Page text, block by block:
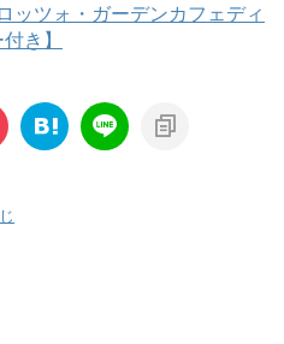
ッツォ・ガーデンカフェディ
き】